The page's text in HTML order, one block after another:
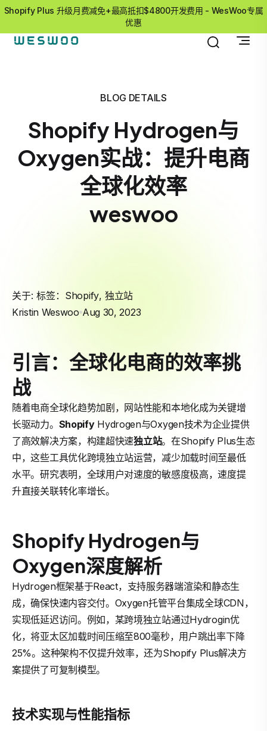
Shopify Plus 升级月费减免+最高抵扣$4800开发费用 - WesWoo专属
优惠
BLOG DETAILS
Shopify Hydrogen与
Oxygen实战：提升电商
全球化效率
weswoo
关于: 标签： Shopify, 独立站
Kristin Weswoo Aug 30, 2023
引言：全球化电商的效率挑
战
随着电商全球化趋势加剧，网站性能和本地化成为关键增
长驱动力。 ShopifyHydrogen与Oxygen技术为企业提供
了高效解决方案，构建超快速独立站。在Shopify Plus生态
中，这些工具优化跨境独立站运营，减少加载时间至最低
水平。研究表明，全球用户对速度的敏感度极高，速度提
升直接关联转化率增长。
Shopify Hydrogen与
Oxygen深度解析
Hydrogen框架基于React，支持服务器端渲染和静态生
成，确保快速内容交付。Oxygen托管平台集成全球CDN，
实现低延迟访问。例如，某跨境独立站通过Hydrogin优
化，将亚太区加载时间压缩至800毫秒，用户跳出率下降
25%。这种架构不仅提升效率，还为Shopify Plus解决方
案提供了可复制模型。
技术实现与性能指标